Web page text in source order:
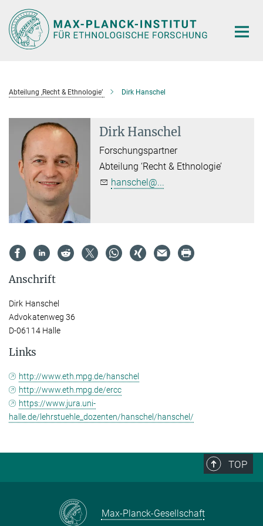
Hauptinhalt
Abteilung ‚Recht & Ethnologie’ Dirk Hanschel
Dirk Hanschel
Forschungspartner
Abteilung ‘Recht & Ethnologie’
hanschel@...
Anschrift
Dirk Hanschel
Advokatenweg 36
D-06114 Halle
Links
http://www.eth.mpg.de/hanschel
http://www.eth.mpg.de/ercc
https://www.jura.uni-
halle.de/lehrstuehle_dozenten/hanschel/hanschel/
TOP
Max-Planck-Gesellschaft